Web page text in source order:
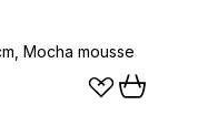
Mocha mousse